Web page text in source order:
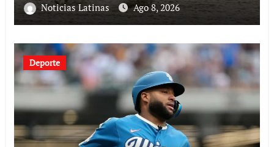
Noticias Latinas Ago 8, 2026
Deporte